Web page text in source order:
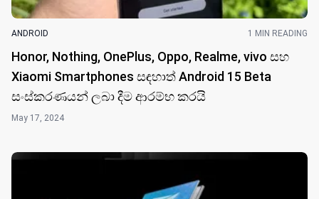
ANDROID 1 MIN READING
Honor, Nothing, OnePlus, Oppo, Realme, vivo සහ
Xiaomi Smartphones සඳහාත් Android 15 Beta
සංස්කරණයන් ලබා දීම ආරම්භ කරයි
May 17, 2024